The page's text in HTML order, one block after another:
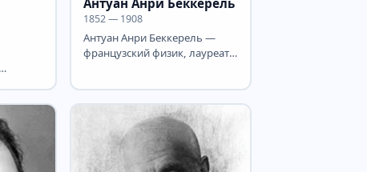
Антуан Анри Беккерель
1852 — 1908
Антуан Анри Беккерель —
французский физик, лауреат